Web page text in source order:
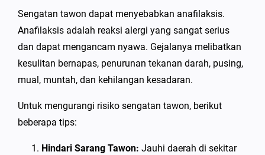
Sengatan tawon dapat menyebabkan anafilaksis.
Anafilaksis adalah reaksi alergi yang sangat serius
dan dapat mengancam nyawa. Gejalanya melibatkan
kesulitan bernapas, penurunan tekanan darah, pusing,
mual, muntah, dan kehilangan kesadaran.
Untuk mengurangi risiko sengatan tawon, berikut
beberapa tips:
Hindari Sarang Tawon: Jauhi daerah di sekitar